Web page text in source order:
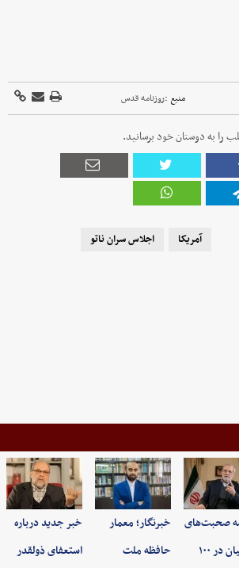
منبع :روزنامه قدس
را به دوستان خود برسانید.
آمریکا اجلاس سران ناتو
صحبت‌های
پزشکیان در ۱۰۰
خبرنگار؛ معمار
حافظه ملت
خبر جدید درباره
استعفای ذولقدر